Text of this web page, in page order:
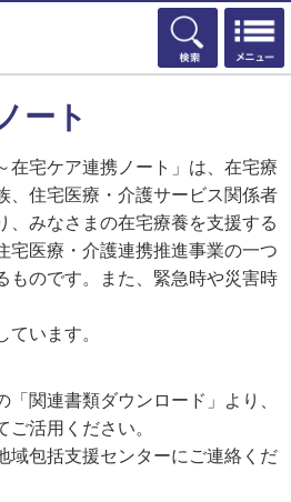
検索
ート
在宅ケア連携ノート」は、在宅療
、住宅医療・介護サービス関係者
、みなさまの在宅療養を支援する
宅医療・介護連携推進事業の一つ
ものです。また、緊急時や災害時
います。
関連書類ダウンロード」より、
活用ください。
域包括支援センターにご連絡くだ